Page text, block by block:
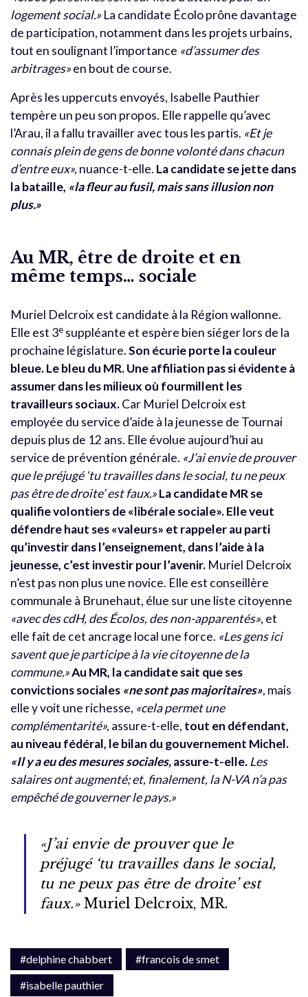
logement social.» La candidate Écolo prône davantage
de participation, notamment dans les projets urbains,
tout en soulignant l’importance «d’assumer des
arbitrages»en bout de course.
Après les uppercuts envoyés, Isabelle Pauthier
tempère un peu son propos. Elle rappelle qu’avec
l’Arau, il a fallu travailler avec tous les partis. «Et je
connais plein de gens de bonne volonté dans chacun
d’entre eux»,nuance-t-elle. La candidate se jette dans
la bataille, «la fleur au fusil, mais sans illusion non
plus.»
Au MR, être de droite et en
même temps… sociale
Muriel Delcroix est candidate à la Région wallonne.
Elle est 3e suppléante et espère bien siéger lors de la
prochaine législature.Son écurie porte la couleur
bleue. Le bleu du MR. Une affiliation pas si évidente à
assumer dans les milieux où fourmillent les
travailleurs sociaux.Car Muriel Delcroix est
employée du service d’aide à la jeunesse de Tournai
depuis plus de 12 ans. Elle évolue aujourd’hui au
service de prévention générale. «J’ai envie de prouver
que le préjugé ‘tu travailles dans le social, tu ne peux
pas être de droite’ est faux.»La candidate MR se
qualifie volontiers de «libérale sociale». Elle veut
défendre haut ses «valeurs» et rappeler au parti
qu’investir dans l’enseignement, dans l’aide à la
jeunesse, c’est investir pour l’avenir. Muriel Delcroix
n’est pas non plus une novice. Elle est conseillère
communale à Brunehaut, élue sur une liste citoyenne
«avec des cdH, des Écolos, des non-apparentés», et
elle fait de cet ancrage local une force. «Les gens ici
savent que je participe à la vie citoyenne de la
commune.»Au MR, la candidate sait que ses
convictions sociales «ne sont pas majoritaires», mais
elle y voit une richesse, «cela permet une
complémentarité»,assure-t-elle, tout en défendant,
au niveau fédéral, le bilan du gouvernement Michel.
«Il y a eu des mesures sociales,assure-t-elle.Les
salaires ont augmenté; et, finalement, la N-VA n’a pas
empêché de gouverner le pays.»
«J’ai envie de prouver que le
préjugé ‘tu travailles dans le social,
tu ne peux pas être de droite’ est
faux.» Muriel Delcroix, MR.
#delphine chabbert
#francois de smet
#isabelle pauthier